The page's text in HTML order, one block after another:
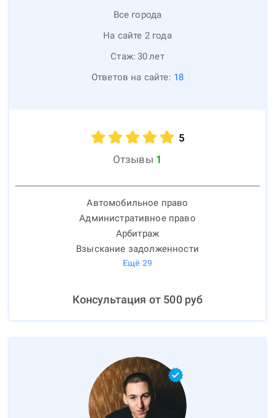
Все города
На сайте 2 года
Стаж: 30лет
Ответов на сайте: 18
5
Отзывы 1
Автомобильное право
Административное право
Арбитраж
Взыскание задолженности
Ещё 29
Консультация от 500руб